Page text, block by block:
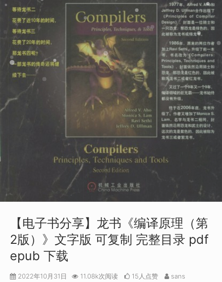
【电子书分享】龙书《编译原理（第
2版）》文字版 可复制 完整目录 pdf
epub 下载
2022年10月31日 11.08k次阅读 15人点赞 sans